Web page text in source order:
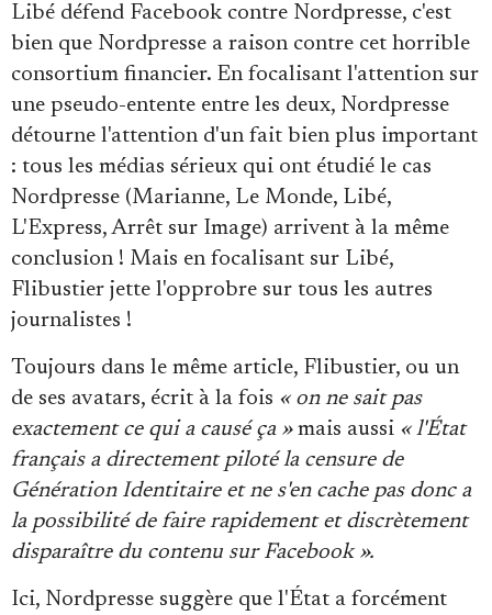
Libé défend Facebook contre Nordpresse, c'est
bien que Nordpresse a raison contre cet horrible
consortium financier. En focalisant l'attention sur
une pseudo-entente entre les deux, Nordpresse
détourne l'attention d'un fait bien plus important
: tous les médias sérieux qui ont étudié le cas
Nordpresse (Marianne, Le Monde, Libé,
L'Express, Arrêt sur Image) arrivent à la même
conclusion ! Mais en focalisant sur Libé,
Flibustier jette l'opprobre sur tous les autres
journalistes !
Toujours dans le même article, Flibustier, ou un
de ses avatars, écrit à la fois « on ne sait pas
exactement ce qui a causé ça »mais aussi « l'État
français a directement piloté la censure de
Génération Identitaire et ne s'en cache pas donc a
la possibilité de faire rapidement et discrètement
disparaître du contenu sur Facebook ».
Ici, Nordpresse suggère que l'État a forcément